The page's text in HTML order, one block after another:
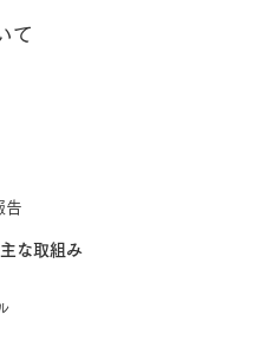
て
告
な取組み